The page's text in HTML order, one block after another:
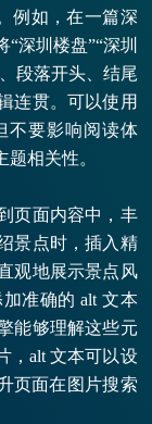
例如，在一篇深
深圳楼盘”“深圳
段落开头、结尾
连贯。可以使用
不要影响阅读体
相关性。
页面内容中，丰
景点时，插入精
观地展示景点风
准确的 alt 文本
能够理解这些元
，alt 文本可以设
页面在图片搜索